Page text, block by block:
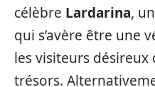
célèbre Lardarina,
qui s’avère être une
les visiteurs désireux
trésors.